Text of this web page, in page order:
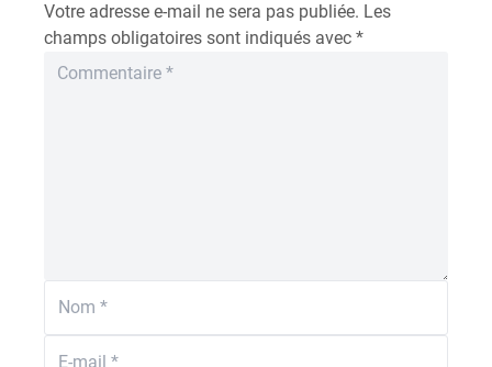
Votre adresse e-mail ne sera pas publiée. Les
champs obligatoires sont indiqués avec *